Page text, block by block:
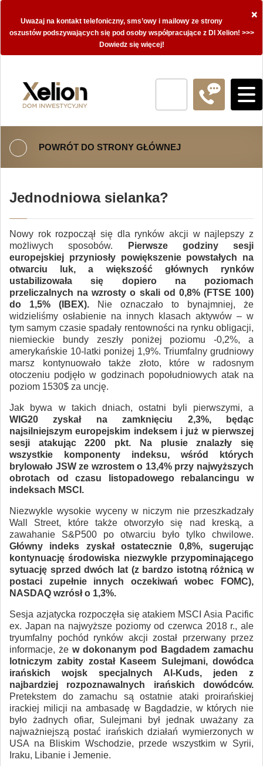
×
Uważaj na kontakt telefoniczny, sms’owy i mailowy ze strony
oszustów podszywających się pod osoby współpracujące z DI Xelion! >>>
Dowiedz się więcej!
POWRÓT DO STRONY GŁÓWNEJ
Jednodniowa sielanka?
Nowy rok rozpoczął się dla rynków akcji w najlepszy z
możliwych sposobów.
Pierwsze godziny sesji
europejskiej przyniosły powiększenie powstałych na
otwarciu luk, a większość głównych rynków
ustabilizowała się dopiero na poziomach
przeliczalnych na wzrosty o skali od 0,8% (FTSE 100)
do 1,5% (IBEX). Nie oznaczało to bynajmniej, że
widzieliśmy osłabienie na innych klasach aktywów – w
tym samym czasie spadały rentowności na rynku obligacji,
niemieckie bundy zeszły poniżej poziomu -0,2%, a
amerykańskie 10-latki poniżej 1,9%. Triumfalny grudniowy
marsz kontynuowało także złoto, które w radosnym
otoczeniu podjęło w godzinach popołudniowych atak na
poziom 1530$ za uncję.
Jak bywa w takich dniach, ostatni byli pierwszymi, a
WIG20 zyskał na zamknięciu 2,3%, będąc
najsilniejszym europejskim indeksem i już w pierwszej
sesji atakując 2200 pkt. Na plusie znalazły się
wszystkie komponenty indeksu, wśród których
brylowało JSW ze wzrostem o 13,4% przy najwyższych
obrotach od czasu listopadowego rebalancingu w
indeksach MSCI.
Niezwykle wysokie wyceny w niczym nie przeszkadzały
Wall Street, które także otworzyło się nad kreską, a
zawahanie S&P500 po otwarciu było tylko chwilowe.
Główny indeks zyskał ostatecznie 0,8%, sugerując
kontynuację środowiska niezwykle przypominającego
sytuację sprzed dwóch lat (z bardzo istotną różnicą w
postaci zupełnie innych oczekiwań wobec FOMC),
NASDAQ wzrósł o 1,3%.
Sesja azjatycka rozpoczęła się atakiem MSCI Asia Pacific
ex. Japan na najwyższe poziomy od czerwca 2018 r., ale
tryumfalny pochód rynków akcji został przerwany przez
informacje, że w dokonanym pod Bagdadem zamachu
lotniczym zabity został Kaseem Sulejmani, dowódca
irańskich wojsk specjalnych Al-Kuds, jeden z
najbardziej rozpoznawalnych irańskich dowódców.
Pretekstem do zamachu są ostatnie ataki proirańskiej
irackiej milicji na ambasadę w Bagdadzie, w których nie
było żadnych ofiar, Sulejmani był jednak uważany za
najważniejszą postać irańskich działań wymierzonych w
USA na Bliskim Wschodzie, przede wszystkim w Syrii,
Iraku, Libanie i Jemenie.